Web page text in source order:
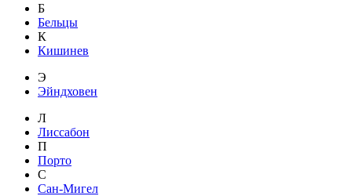
Б
Бельцы
К
Кишинев
Э
Эйндховен
Л
Лиссабон
П
Порто
С
Сан-Мигел